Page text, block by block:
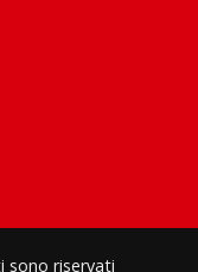
sono riservati